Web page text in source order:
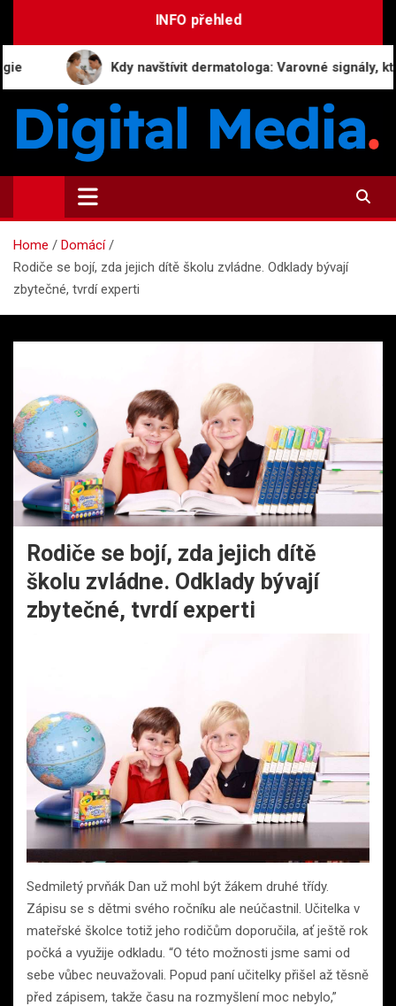
INFO přehled
Kdy navštívit dermatologa: Varovné signály, které
Digital-Media.cz
Magazín zpravodajství a novinek
Home
Domácí
Rodiče se bojí, zda jejich dítě školu zvládne. Odklady bývají
zbytečné, tvrdí experti
Rodiče se bojí, zda jejich dítě
školu zvládne. Odklady bývají
zbytečné, tvrdí experti
Sedmiletý prvňák Dan už mohl být žákem druhé třídy.
Zápisu se s dětmi svého ročníku ale neúčastnil. Učitelka v
mateřské školce totiž jeho rodičům doporučila, ať ještě rok
počká a využije odkladu. “O této možnosti jsme sami od
sebe vůbec neuvažovali. Popud paní učitelky přišel až těsně
před zápisem, takže času na rozmyšlení moc nebylo,”